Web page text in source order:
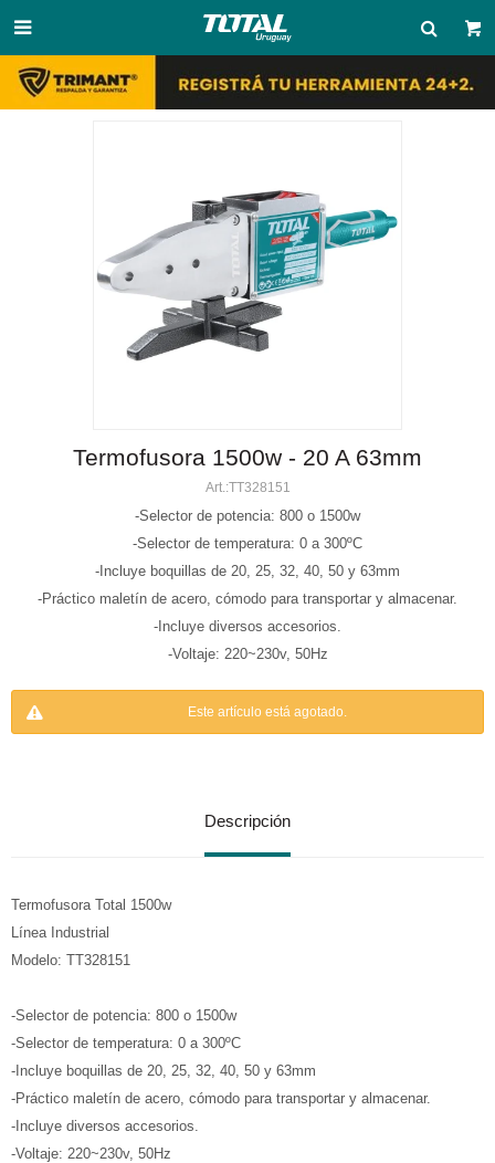

Termofusora 1500w - 20 A 63mm
TT328151
-Selector de potencia: 800 o 1500w
-Selector de temperatura: 0 a 300ºC
-Incluye boquillas de 20, 25, 32, 40, 50 y 63mm
-Práctico maletín de acero, cómodo para transportar y almacenar.
-Incluye diversos accesorios.
-Voltaje: 220~230v, 50Hz
Este artículo está agotado.
Descripción
Termofusora Total 1500w
Línea Industrial
Modelo: TT328151
-Selector de potencia: 800 o 1500w
-Selector de temperatura: 0 a 300ºC
-Incluye boquillas de 20, 25, 32, 40, 50 y 63mm
-Práctico maletín de acero, cómodo para transportar y almacenar.
-Incluye diversos accesorios.
-Voltaje: 220~230v, 50Hz